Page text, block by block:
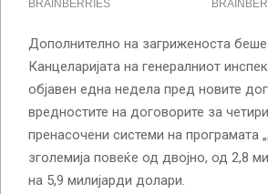
Дополнително на загриженоста беше
Канцеларијата на генералниот
објавен една недела пред новите
вредностите на договорите за
пренасочени системи на програмата
зголемија повеќе од двојно, од 2,8
на 5,9 милијарди долари.